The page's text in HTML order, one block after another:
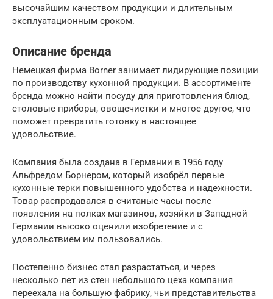
высочайшим качеством продукции и длительным
эксплуатационным сроком.
Описание бренда
Немецкая фирма Borner занимает лидирующие позиции
по производству кухонной продукции. В ассортименте
бренда можно найти посуду для приготовления блюд,
столовые приборы, овощечистки и многое другое, что
поможет превратить готовку в настоящее
удовольствие.
Компания была создана в Германии в 1956 году
Альфредом Борнером, который изобрёл первые
кухонные терки повышенного удобства и надежности.
Товар распродавался в считаные часы после
появления на полках магазинов, хозяйки в Западной
Германии высоко оценили изобретение и с
удовольствием им пользовались.
Постепенно бизнес стал разрастаться, и через
несколько лет из стен небольшого цеха компания
переехала на большую фабрику, чьи представительства